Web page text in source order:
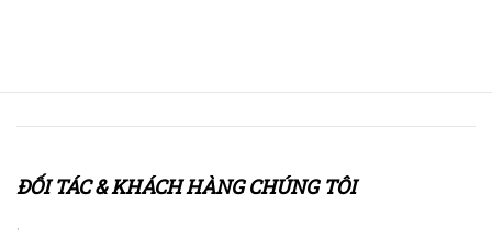
ĐỐI TÁC & KHÁCH HÀNG CHÚNG TÔI
.